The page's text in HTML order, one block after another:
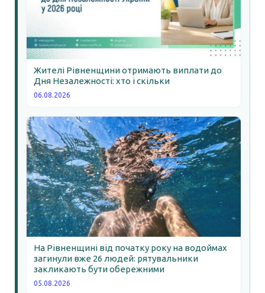
Жителі Рівненщини отримають виплати до
Дня Незалежності: хто і скільки
06.08.2026
На Рівненщині від початку року на водоймах
загинули вже 26 людей: рятувальники
закликають бути обережними
05.08.2026